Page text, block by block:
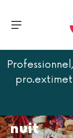
Croisière /
nuit